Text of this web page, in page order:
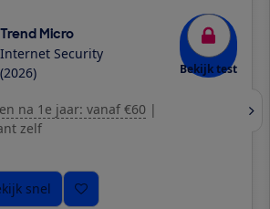
Trend Micro
Internet Security
(2026)
Bekijk test
na 1e jaar: vanaf €60 |
zelf
snel